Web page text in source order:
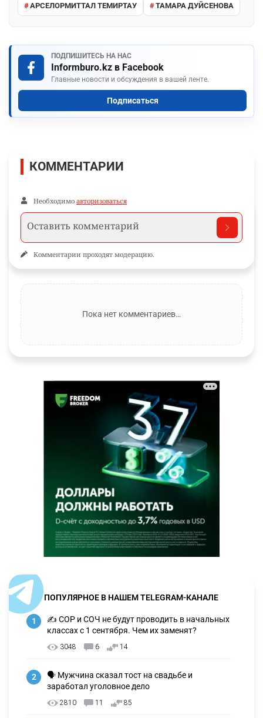
АРСЕЛОРМИТТАЛ ТЕМИРТАУ ТАМАРА ДУЙСЕНОВА
ПОДПИШИТЕСЬ НА НАС
Informburo.kz в Facebook
Главные новости и обсуждения в вашей ленте.
Подписаться
КОММЕНТАРИИ
Необходимо авторизоваться
Комментарии проходят модерацию.
Пока нет комментариев…
ПОПУЛЯРНОЕ В НАШЕМ TELEGRAM-КАНАЛЕ
1
✍️ СОР и СОЧ не будут проводить в начальных
классах с 1 сентября. Чем их заменят?
3048 6 14
2
🗣 Мужчина сказал тост на свадьбе и
заработал уголовное дело
2810 11 85